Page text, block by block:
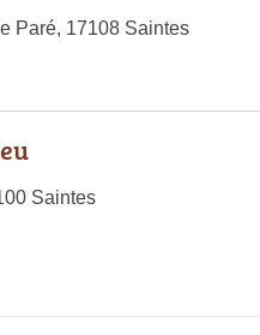
Paré, 17108 Saintes
Saintes